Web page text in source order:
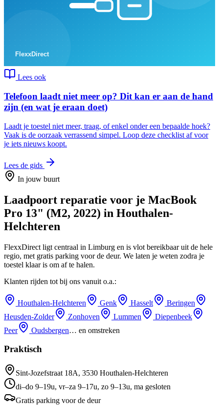
Lees ook
Telefoon laadt niet meer op? Dit kan er aan de hand
zijn (en wat je eraan doet)
Laadt je toestel niet meer, traag, of enkel onder een bepaalde hoek?
Vaak is de oorzaak verrassend simpel. Loop deze checklist af voor
je iets nieuws koopt.
Lees de gids
In jouw buurt
Laadpoort reparatie voor je MacBook
Pro 13" (M2, 2022) in Houthalen-
Helchteren
FlexxDirect ligt centraal in Limburg en is vlot bereikbaar uit de hele
regio, met gratis parking voor de deur. We laten je weten zodra je
toestel klaar is om af te halen.
Klanten rijden tot bij ons vanuit o.a.:
Houthalen-Helchteren Genk Hasselt
Beringen
Heusden-Zolder
Zonhoven Lummen
Diepenbeek
Peer
Oudsbergen… en omstreken
Praktisch
Sint-Jozefstraat 18A, 3530 Houthalen-Helchteren
di–do 9–19u, vr–za 9–17u, zo 9–13u, ma gesloten
Gratis parking voor de deur